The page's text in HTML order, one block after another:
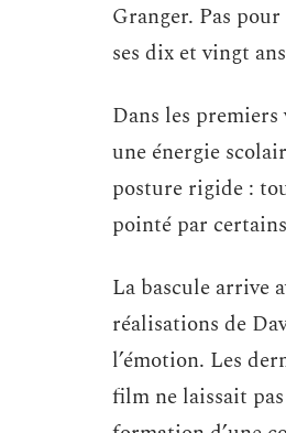
Granger. Pas
ses dix et vingt
Dans les
une énergie
posture rigide :
pointé par
La bascule arrive
réalisations de
l’émotion. Les
film ne laissait